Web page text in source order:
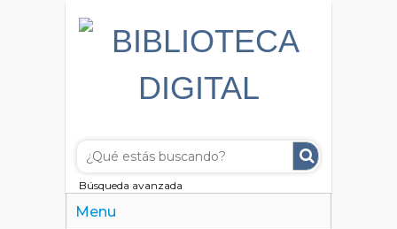
Búsqueda avanzada
Menu